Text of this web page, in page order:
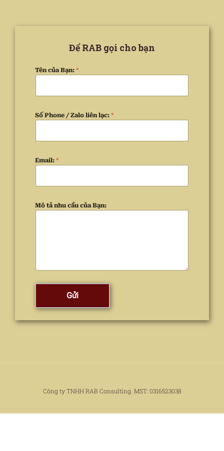
Để RAB gọi cho bạn
Tên của Bạn: *
Số Phone / Zalo liên lạc: *
Email: *
Mô tả nhu cầu của Bạn:
Gửi
Công ty TNHH RAB Consulting. MST: 0316523038